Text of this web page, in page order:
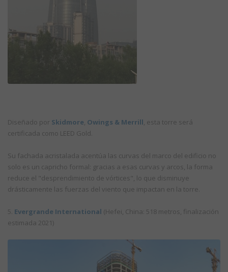
Diseñado por Skidmore, Owings & Merrill, esta torre será
certificada como LEED Gold.
Su fachada acristalada acentúa las curvas del marco del edificio no
solo es un capricho formal: gracias a esas curvas y arcos, la forma
reduce el "desprendimiento de vórtices", lo que disminuye
drásticamente las fuerzas del viento que impactan en la torre.
5. Evergrande International (Hefei, China: 518 metros, finalización
estimada 2021)